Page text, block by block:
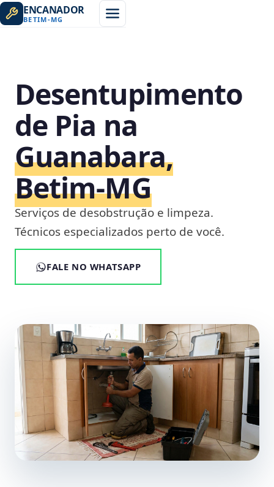
ENCANADOR
BETIM-MG
Desentupimento
de Pia na
Guanabara,
Betim‑MG
Serviços de desobstrução e limpeza.
Técnicos especializados perto de você.
FALE NO WHATSAPP